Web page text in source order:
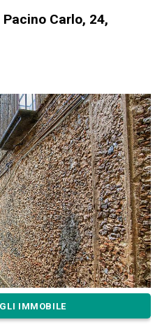
Carlo, 24,
IMMOBILE